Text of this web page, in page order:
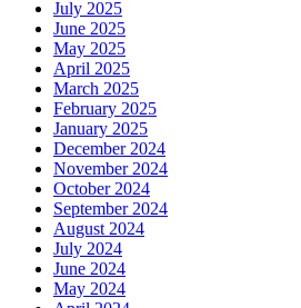
July 2025
June 2025
May 2025
April 2025
March 2025
February 2025
January 2025
December 2024
November 2024
October 2024
September 2024
August 2024
July 2024
June 2024
May 2024